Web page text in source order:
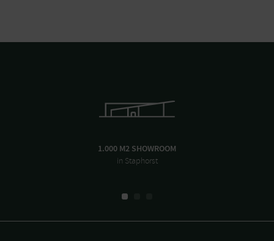
1.000 M2 SHOWROOM
in Staphorst